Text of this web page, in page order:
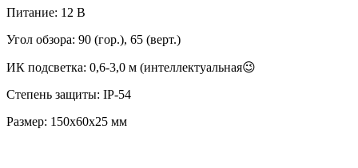
Питание: 12 В
Угол обзора: 90 (гор.), 65 (верт.)
ИК подсветка: 0,6-3,0 м (интеллектуальная😉
Степень защиты: IP-54
Размер: 150х60х25 мм